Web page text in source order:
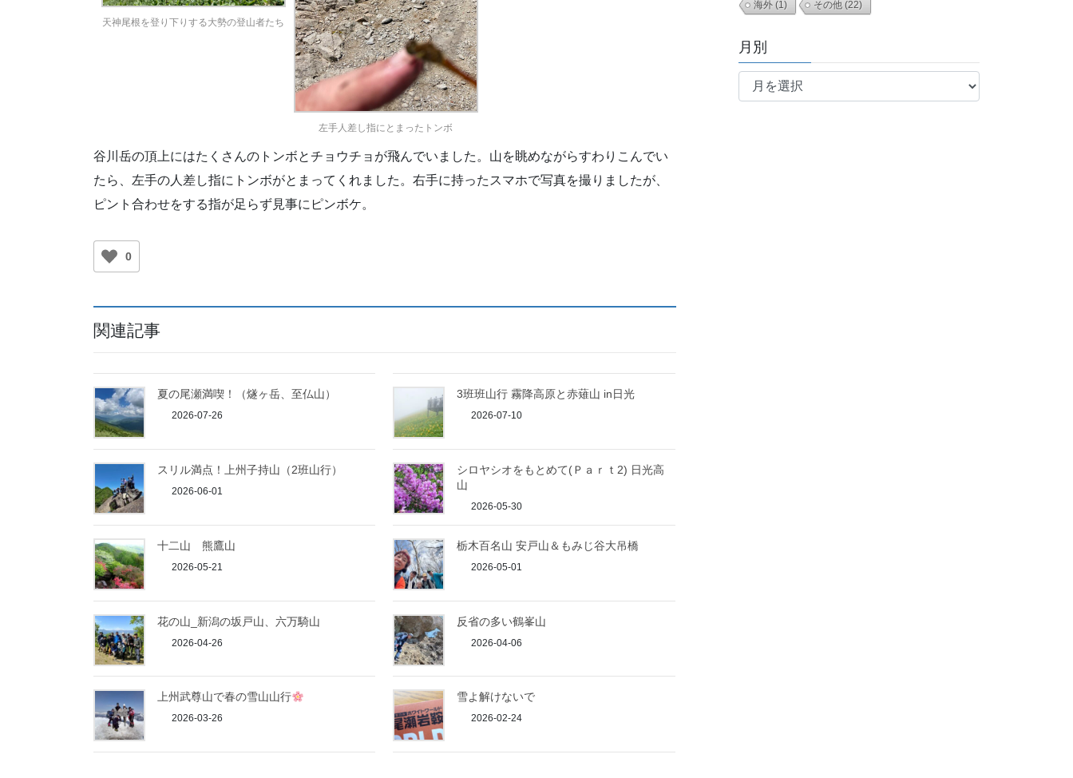
天神尾根を登り下りする大勢の登山者たち
左手人差し指にとまったトンボ
谷川岳の頂上にはたくさんのトンボとチョウチョが飛んでいました。山を眺めながらすわりこんでい
たら、左手の人差し指にトンボがとまってくれました。右手に持ったスマホで写真を撮りましたが、
ピント合わせをする指が足らず見事にピンボケ。
0
関連記事
夏の尾瀬満喫！（燧ヶ岳、至仏山）
2026-07-26
3班班山行 霧降高原と赤薙山 in日光
2026-07-10
スリル満点！上州子持山（2班山行）
2026-06-01
シロヤシオをもとめて(Ｐａｒｔ2) 日光高
山
2026-05-30
十二山 熊鷹山
2026-05-21
栃木百名山 安戸山＆もみじ谷大吊橋
2026-05-01
花の山_新潟の坂戸山、六万騎山
2026-04-26
反省の多い鶴峯山
2026-04-06
上州武尊山で春の雪山山行
2026-03-26
雪よ解けないで
2026-02-24
海外 (1) その他 (22)
月別
月